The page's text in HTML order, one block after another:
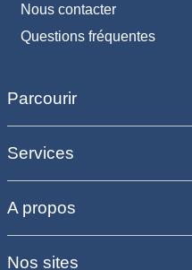
Nous contacter
Questions fréquentes
Parcourir
Services
A propos
Nos sites